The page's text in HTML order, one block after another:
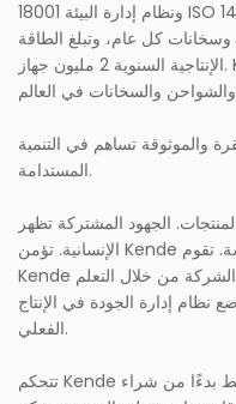
18001 ونظام إدارة البيئة ISO 14001. تنتج شركة Kende وتصدر ما يقرب
وسخانات كل عام، وتبلغ الطاقة
الإنتاجية السنوية 2 مليون جهاز. Kende هي إحدى الشركات التي تنتج
والموثوقة تساهم في التنمية
المستدامة.
الجهود المشتركة تظهر
الإنسانية. تؤمن Kende إيمانًا راسخًا بأن الجودة هي حياة المؤسسة. تقوم
Kende بدمج مفهوم إدارة الجودة في ثقافة الشركة من خلال التعلم
نظام إدارة الجودة في الإنتاج
الفعلي.
تتحكم Kende بشكل صارم في الجودة في كل رابط بدءًا من شراء